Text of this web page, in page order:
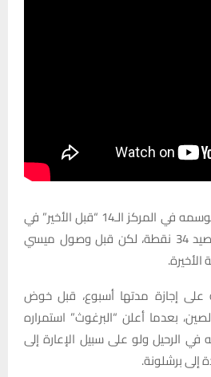
وبذلك، ينهي إنتر ميامي موسمه في المركز الـ14 “قبل الأخير” في
ترتيب الدوري الأمريكي برصيد 34 نقطة، لكن قبل وصول ميسي
إجازة مدتها أسبوع، قبل خوض
بعدما أعلن “البرغوث” استمراره
في الرحيل ولو على سبيل الإعارة إلى
إلى برشلونة.